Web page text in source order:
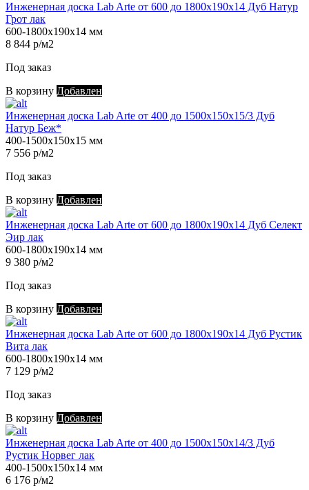
Инженерная доска Lab Arte от 600 до 1800х190х14 Дуб Натур
Грот лак
600-1800х190х14 мм
8 844 р/м2
Под заказ
В корзину Добавлен
Инженерная доска Lab Arte от 400 до 1500х150х15/3 Дуб
Натур Беж*
400-1500х150х15 мм
7 556 р/м2
Под заказ
В корзину Добавлен
Инженерная доска Lab Arte от 600 до 1800х190х14 Дуб Селект
Эир лак
600-1800х190х14 мм
9 380 р/м2
Под заказ
В корзину Добавлен
Инженерная доска Lab Arte от 600 до 1800х190х14 Дуб Рустик
Вита лак
600-1800х190х14 мм
7 129 р/м2
Под заказ
В корзину Добавлен
Инженерная доска Lab Arte от 400 до 1500х150х14/3 Дуб
Рустик Норвег лак
400-1500х150х14 мм
6 176 р/м2